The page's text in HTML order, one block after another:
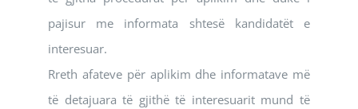
pajisur me informata shtesë kandidatët e
interesuar.
Rreth afateve për aplikim dhe informatave më
të detajuara të gjithë të interesuarit mund të